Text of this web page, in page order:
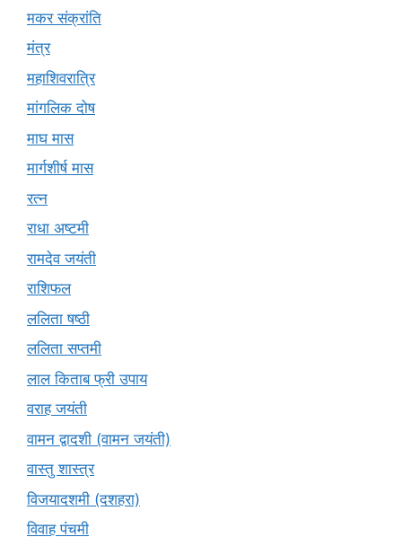
मकर संक्रांति
मंत्र
महाशिवरात्रि
मांगलिक दोष
माघ मास
मार्गशीर्ष मास
रत्न
राधा अष्टमी
रामदेव जयंती
राशिफल
ललिता षष्ठी
ललिता सप्तमी
लाल किताब फ्री उपाय
वराह जयंती
वामन द्वादशी (वामन जयंती)
वास्तु शास्त्र
विजयादशमी (दशहरा)
विवाह पंचमी